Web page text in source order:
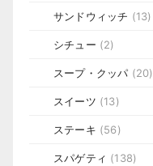
サンドウィッチ (13)
シチュー (2)
スープ・クッパ (20)
スイーツ (13)
ステーキ (56)
スパゲティ (138)